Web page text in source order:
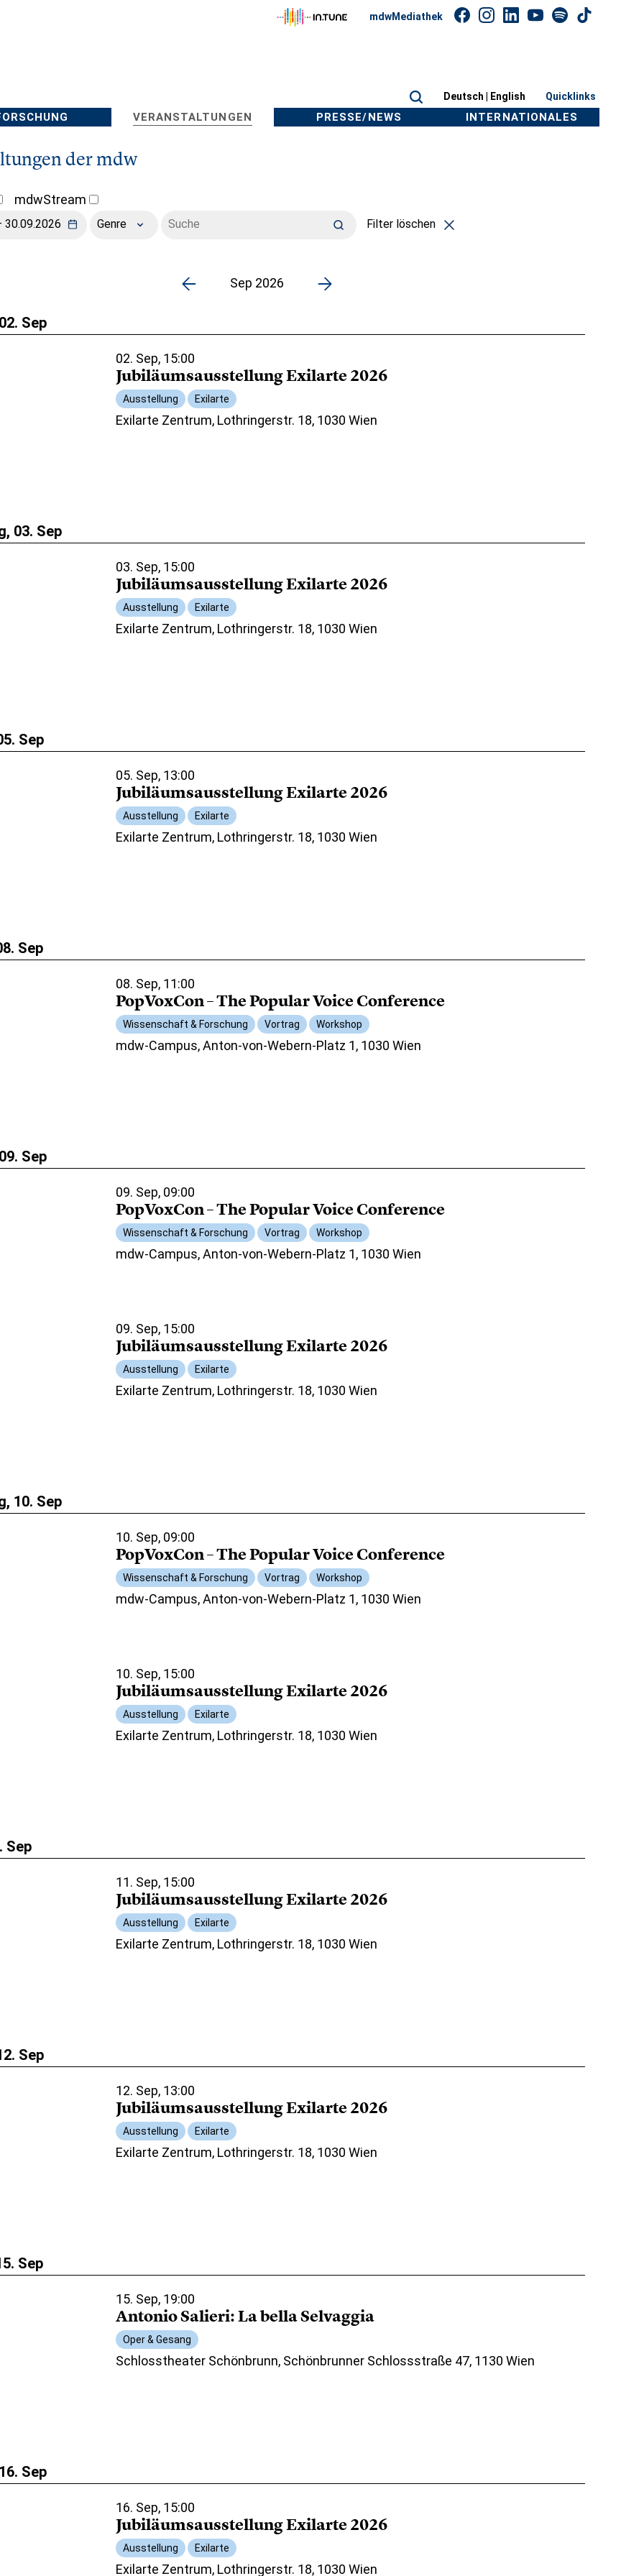
mdwMediathek
Deutsch | English Quicklinks
VERANSTALTUNGEN PRESSE/NEWS INTERNATIONALES
der mdw
mdwStream
Genre Filter löschen
Sep 2026
Sep
02. Sep, 15:00
Jubiläumsausstellung Exilarte 2026
Ausstellung Exilarte
Exilarte Zentrum, Lothringerstr. 18, 1030 Wien
03. Sep
03. Sep, 15:00
Jubiläumsausstellung Exilarte 2026
Ausstellung Exilarte
Exilarte Zentrum, Lothringerstr. 18, 1030 Wien
Sep
05. Sep, 13:00
Jubiläumsausstellung Exilarte 2026
Ausstellung Exilarte
Exilarte Zentrum, Lothringerstr. 18, 1030 Wien
Sep
08. Sep, 11:00
PopVoxCon – The Popular Voice Conference
Wissenschaft & Forschung Vortrag Workshop
mdw-Campus, Anton-von-Webern-Platz 1, 1030 Wien
Sep
09. Sep, 09:00
PopVoxCon – The Popular Voice Conference
Wissenschaft & Forschung Vortrag Workshop
mdw-Campus, Anton-von-Webern-Platz 1, 1030 Wien
09. Sep, 15:00
Jubiläumsausstellung Exilarte 2026
Ausstellung Exilarte
Exilarte Zentrum, Lothringerstr. 18, 1030 Wien
10. Sep
10. Sep, 09:00
PopVoxCon – The Popular Voice Conference
Wissenschaft & Forschung Vortrag Workshop
mdw-Campus, Anton-von-Webern-Platz 1, 1030 Wien
10. Sep, 15:00
Jubiläumsausstellung Exilarte 2026
Ausstellung Exilarte
Exilarte Zentrum, Lothringerstr. 18, 1030 Wien
Sep
11. Sep, 15:00
Jubiläumsausstellung Exilarte 2026
Ausstellung Exilarte
Exilarte Zentrum, Lothringerstr. 18, 1030 Wien
Sep
12. Sep, 13:00
Jubiläumsausstellung Exilarte 2026
Ausstellung Exilarte
Exilarte Zentrum, Lothringerstr. 18, 1030 Wien
Sep
15. Sep, 19:00
Antonio Salieri: La bella Selvaggia
Oper & Gesang
Schlosstheater Schönbrunn, Schönbrunner Schlossstraße 47, 1130 Wien
Sep
16. Sep, 15:00
Jubiläumsausstellung Exilarte 2026
Ausstellung Exilarte
Exilarte Zentrum, Lothringerstr. 18, 1030 Wien